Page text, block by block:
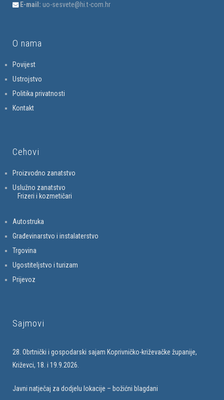
E-mail: uo-sesvete@hi.t-com.hr
O nama
Povijest
Ustrojstvo
Politika privatnosti
Kontakt
Cehovi
Proizvodno zanatstvo
Uslužno zanatstvo
Frizeri i kozmetičari
Autostruka
Građevinarstvo i instalaterstvo
Trgovina
Ugostiteljstvo i turizam
Prijevoz
Sajmovi
28. Obrtnički i gospodarski sajam Koprivničko-križevačke županije,
Križevci, 18. i 19.9.2026.
Javni natječaj za dodjelu lokacije – božićni blagdani